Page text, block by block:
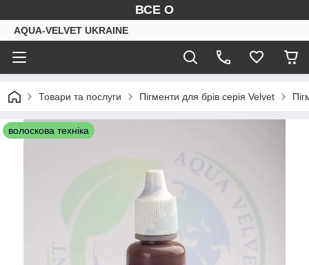
ВСЕ О
AQUA-VELVET UKRAINE
Товари та послуги Пігменти для брів серія Velvet
волоскова техніка